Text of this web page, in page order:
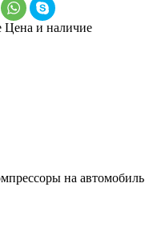
Цена и наличие
на автомобиль